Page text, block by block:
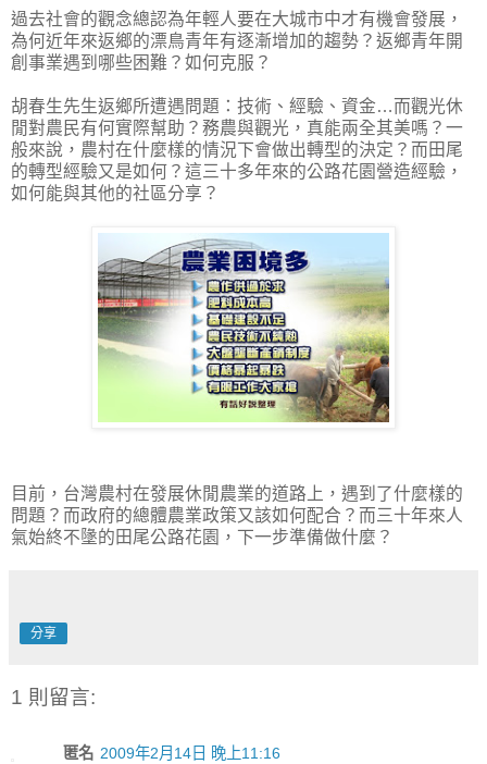
過去社會的觀念總認為年輕人要在大城市中才有機會發展，
為何近年來返鄉的漂鳥青年有逐漸增加的趨勢？返鄉青年開
創事業遇到哪些困難？如何克服？
胡春生先生返鄉所遭遇問題：技術、經驗、資金…而觀光休
閒對農民有何實際幫助？務農與觀光，真能兩全其美嗎？一
般來說，農村在什麼樣的情況下會做出轉型的決定？而田尾
的轉型經驗又是如何？這三十多年來的公路花園營造經驗，
如何能與其他的社區分享？
目前，台灣農村在發展休閒農業的道路上，遇到了什麼樣的
問題？而政府的總體農業政策又該如何配合？而三十年來人
氣始終不墬的田尾公路花園，下一步準備做什麼？
分享
1 則留言:
匿名 2009年2月14日 晚上11:16